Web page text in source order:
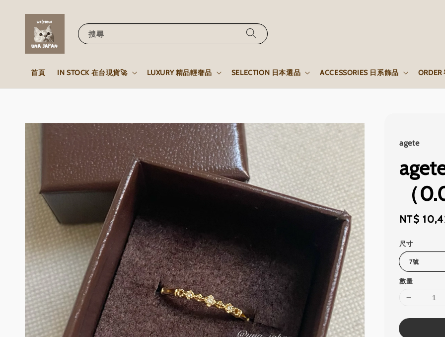
搜尋
首頁 IN STOCK 在台現貨🚀 LUXURY 精品輕奢品 SELECTION 日本選品 ACCESSORIES 日系飾品 ORDER
agete
（
Regular
NT$
尺寸
數量